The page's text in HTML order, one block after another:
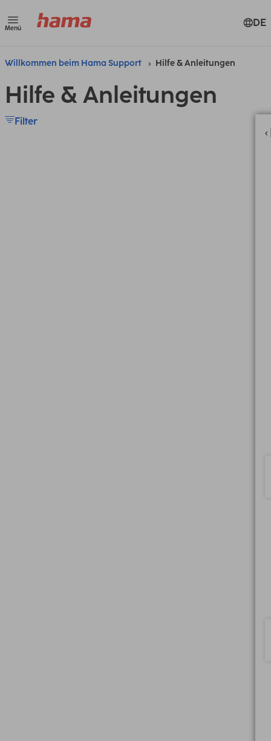
Menü DE
Willkommen beim Hama Support Hilfe & Anleitungen
Hilfe & Anleitungen
Filter